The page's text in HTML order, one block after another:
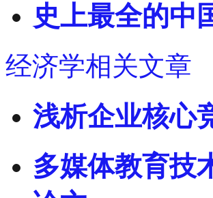
史上最全的中
经济学相关文章
浅析企业核心
多媒体教育技